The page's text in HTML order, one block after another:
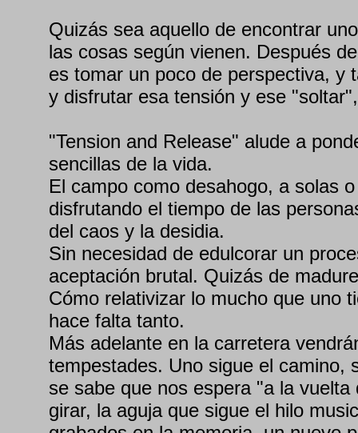
Quizás sea aquello de encontrar
las cosas según vienen. Después
es tomar un poco de perspectiva, y
y disfrutar esa tensión y ese
"Tension and Release" alude a
sencillas de la vida.
El campo como desahogo, a solas
disfrutando el tiempo de las
del caos y la desidia.
Sin necesidad de edulcorar un
aceptación brutal. Quizás de
Cómo relativizar lo mucho que uno
hace falta tanto.
Más adelante en la carretera
tempestades. Uno sigue el camino,
se sabe que nos espera "a la
girar, la aguja que sigue el hilo